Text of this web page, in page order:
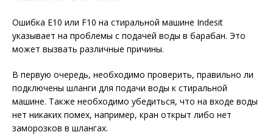
Ошибка E10 или F10 на стиральной машине Indesit
указывает на проблемы с подачей воды в барабан. Это
может вызвать различные причины.
В первую очередь, необходимо проверить, правильно ли
подключены шланги для подачи воды к стиральной
машине. Также необходимо убедиться, что на входе воды
нет никаких помех, например, кран открыт либо нет
заморозков в шлангах.